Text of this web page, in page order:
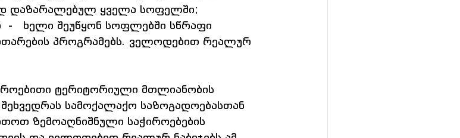
დაზარალებულ ყველა სოფელში;
-   ხელი შეუწყონ სოფლებში სწრაფი
პროგრამებს. ველოდებით რეალურ
ტერიტორიული მთლიანობის
სამოქალაქო საზოგადოებასთან
ზემოაღნიშნული საჭიროებების